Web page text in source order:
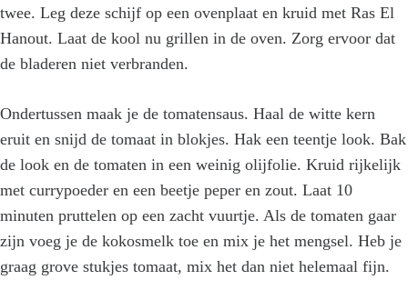
twee. Leg deze schijf op een ovenplaat en kruid met Ras El
Hanout. Laat de kool nu grillen in de oven. Zorg ervoor dat
de bladeren niet verbranden.
Ondertussen maak je de tomatensaus. Haal de witte kern
eruit en snijd de tomaat in blokjes. Hak een teentje look. Bak
de look en de tomaten in een weinig olijfolie. Kruid rijkelijk
met currypoeder en een beetje peper en zout. Laat 10
minuten pruttelen op een zacht vuurtje. Als de tomaten gaar
zijn voeg je de kokosmelk toe en mix je het mengsel. Heb je
graag grove stukjes tomaat, mix het dan niet helemaal fijn.